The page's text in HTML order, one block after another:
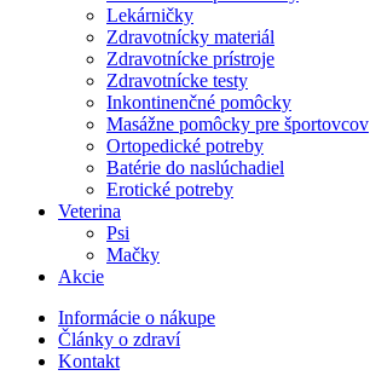
Lekárničky
Zdravotnícky materiál
Zdravotnícke prístroje
Zdravotnícke testy
Inkontinenčné pomôcky
Masážne pomôcky pre športovcov
Ortopedické potreby
Batérie do naslúchadiel
Erotické potreby
Veterina
Psi
Mačky
Akcie
Informácie o nákupe
Články o zdraví
Kontakt